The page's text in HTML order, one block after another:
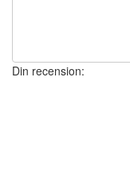
Din recension: